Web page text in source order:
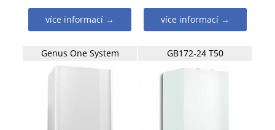
více informací → více informací →
Genus One System GB172-24 T50